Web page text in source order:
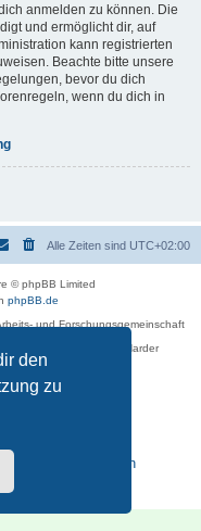
den
zu
anmelden zu können. Die
und ermöglicht dir, auf
kann registrierten
Beachte bitte unsere
bevor du dich
wenn du dich in
Alle Zeiten sind UTC+02:00
© phpBB Limited
phpBB.de
und Forschungsgemeinschaft
bei Dresden: Ralf Harder
· Erinnerungsstätten